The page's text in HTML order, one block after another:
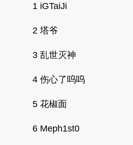
1 iGTaiJi
2 塔爷
3 乱世灭神
4 伤心了呜呜
5 花椒面
6 Meph1st0